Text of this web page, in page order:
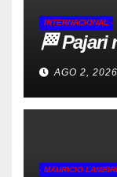
INTERNACIONAL
🏁 Pajari
AGO 2, 2026
MAURICIO